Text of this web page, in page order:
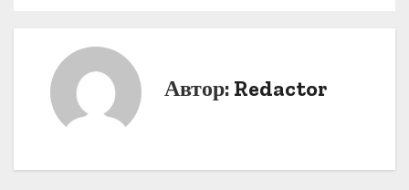
Автор: Redactor